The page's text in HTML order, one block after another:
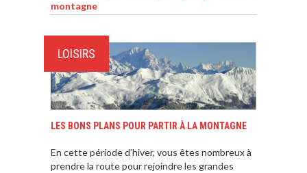
montagne
LOISIRS
LES BONS PLANS POUR PARTIR À LA MONTAGNE
En cette période d’hiver, vous êtes nombreux à
prendre la route pour rejoindre les grandes